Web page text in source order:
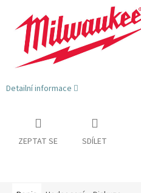
Detailní informace
ZEPTAT SE SDÍLET